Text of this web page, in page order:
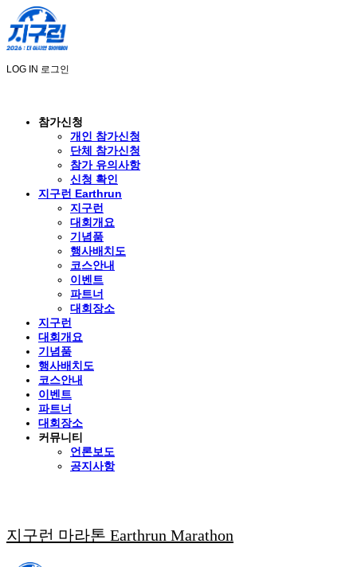
LOG IN 로그인
지구런 Earthrun
지구런
대회개요
기념품
행사배치도
코스안내
이벤트
파트너
대회장소
지구런
대회개요
기념품
행사배치도
코스안내
이벤트
파트너
대회장소
참가신청
개인 참가신청
단체 참가신청
참가 유의사항
신청 확인
커뮤니티
언론보도
공지사항
지구런 마라톤 Earthrun Marathon